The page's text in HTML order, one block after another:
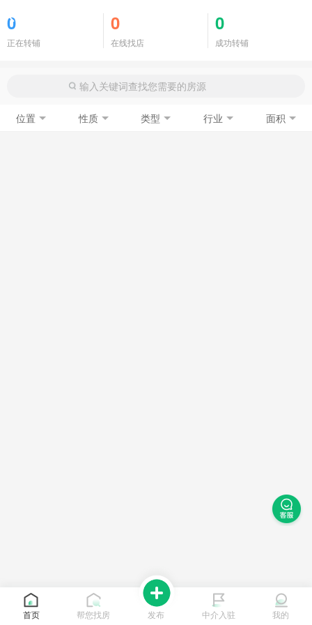
0
正在转铺
0
在线找店
0
成功转铺
位置 性质 类型 行业 面积
首页 帮您找房 发布 中介入驻 我的